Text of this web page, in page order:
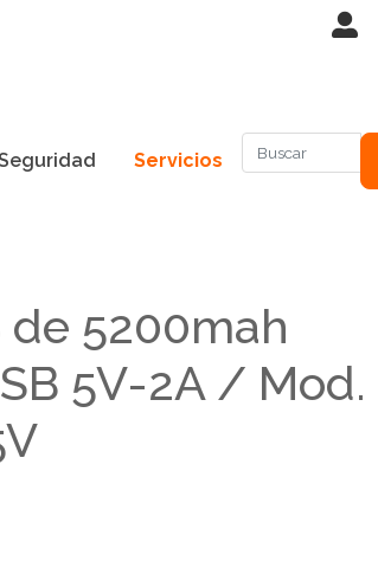
Servicios
de 5200mah
5V-2A / Mod.